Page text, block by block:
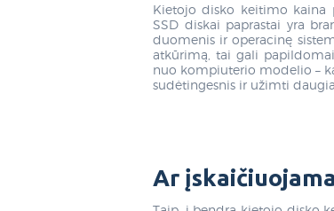
Kietojo disko keitimo kaina
SSD diskai paprastai yra
duomenis ir operacinę
atkūrimą, tai gali
nuo kompiuterio modelio –
sudėtingesnis ir užimti
Ar